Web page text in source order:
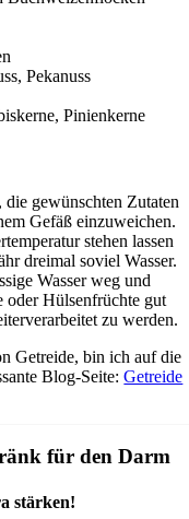
Pekanuss
Pinienkerne
gewünschten Zutaten
Gefäß einzuweichen.
stehen lassen
dreimal soviel Wasser.
Wasser weg und
oder Hülsenfrüchte gut
zu werden.
Getreide, bin ich auf die
Blog-Seite:Getreide
für den Darm
stärken!